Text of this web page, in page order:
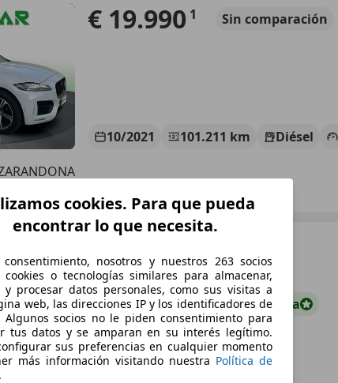
€ 19.990 1 Sin comparación
10/2021 101.211 km Diésel
AWD
€ 18.9001 Súper oferta
cookies. Para que pueda
encontrar lo que necesita.
nosotros y nuestros 263 socios
cookies o tecnologías similares para almacenar,
y procesar datos personales, como sus visitas a
web, las direcciones IP y los identificadores de
Algunos socios no le piden consentimiento para
tus datos y se amparan en su interés legítimo.
sus preferencias en cualquier momento
más información visitando nuestra Política de
.